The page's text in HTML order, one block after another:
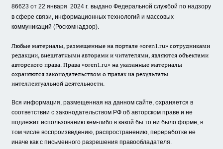
86623 от 22 января 2024 г. выдано Федеральной службой по надзору
в сфере связи, информационных технологий и массовых
коммуникаций (Роскомнадзор).
Любые материалы, размещенные на портале «oren1.ru» сотрудниками
редакции, внештатными авторами и читателями, являются объектами
авторского права. Права «oren1.ru» на указанные материалы
охраняются законодательством о правах на результаты
интеллектуальной деятельности.
Вся информация, размещенная на данном сайте, охраняется в
соответствии с законодательством РФ об авторском праве и не
подлежит использованию кем-либо в какой бы то ни было форме, в
том числе воспроизведению, распространению, переработке не
иначе как с письменного разрешения правообладателя.